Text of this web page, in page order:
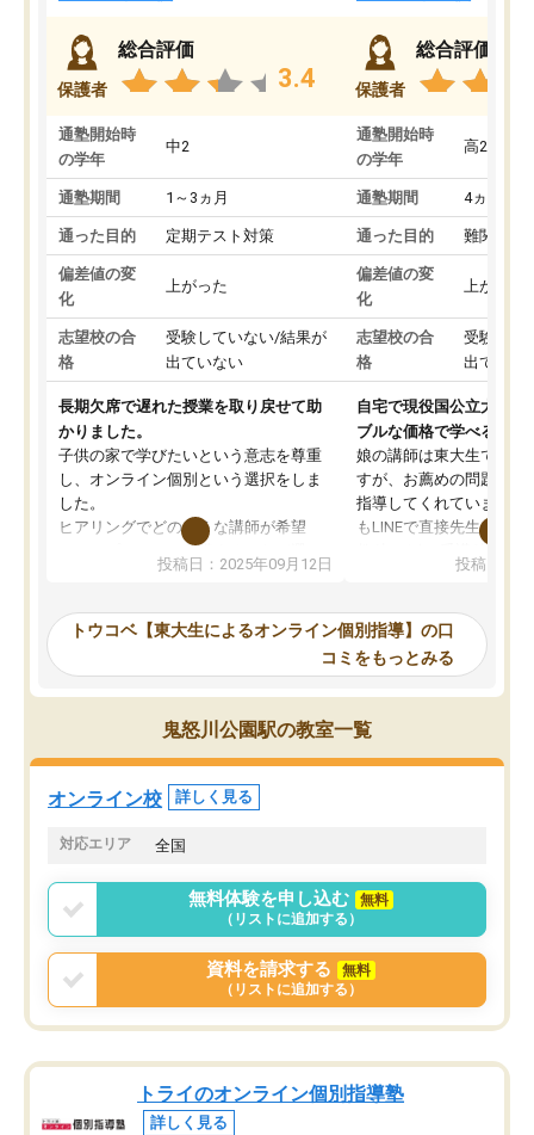
保護者
総合評価
3.4
通塾開始時
の学年
中2
通塾期間 1～3ヵ月
通った目的 定期テスト対策
偏差値の変
化
上がった
志望校の合
格
受験していない/結果が
出ていない
長期欠席で遅れた授業を取り戻せて助
かりました。
子供の家で学びたいという意志を尊重
し、オンライン個別という選択をしま
した。
ヒアリングでどのような講師が希望
か、オプションは付帯するかなど選ぶ
事が出来ました。
ーティングを行い、その講師で良いか
見てから講師を決定する事ができま
す。
うちの子は、初回面談の講師の方で決
オンラインツールを使用した単語帳の
共有があり宿題もそちらで出される形
でした。
言う事で講師変更の申し出があり、あ
まりに短期での変更だった為、塾に通
う事にして退会しました。遅れも取り
戻せ、授業内容や講師の方は良かった
と思います。
投稿日：2025年09月12日
保護者
総合評価
通塾開始時
の学年
高2
通塾期間 4ヵ月～1
通った目的 難関私立
偏差値の変
化
上がった
志望校の合
格
受験して
出ていな
自宅で現役国公立大学生
ブルな価格で学べる
娘の講師は東大生では無
すが、お薦めの問題集や
指導してくれています。
もLINEで直接先生に質問
めれるので、個人に合
いなのがあり(有料)、受
ことをどんなスケジュー
くか相談したのですが、
ち期待したものではなく
内容でした。それでも明
やる気も出ましたし、苦
くなってきたようなので
投稿日：
トウコベ【東大生によるオンライン個別指導】の口
コミをもっとみる
鬼怒川公園駅の教室一覧
オンライン校 詳しく見る
対応エリア 全国
無料体験を申し込む
無料
（リストに追加する）
資料を請求する
無料
（リストに追加する）
トライのオンライン個別指導塾
詳しく見る